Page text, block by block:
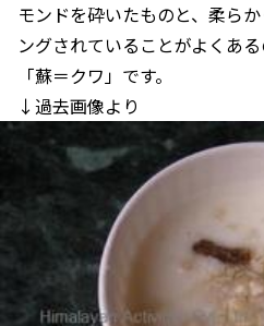
モンドを砕いたものと、柔ら
ングされていることがよくあ
「蘇＝クワ」です。
↓過去画像より